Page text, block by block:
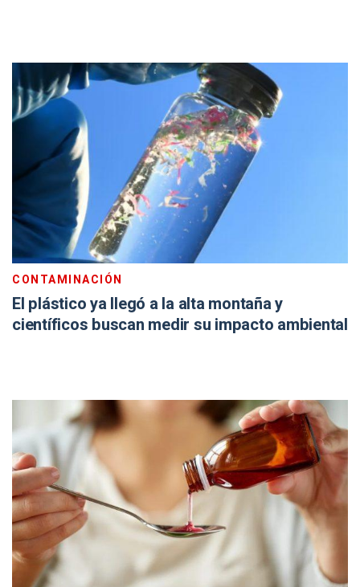
CONTAMINACIÓN
El plástico ya llegó a la alta montaña y
científicos buscan medir su impacto ambiental